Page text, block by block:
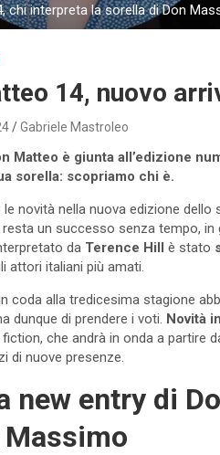
chi interpreta la sorella di Don
14, nuovo
Gabriele Mastroleo
Matteo è giunta all’edizione
sorella: scopriamo chi è.
novità nella nuova edizione
un successo senza tempo,
da Terence Hill è stato
attori italiani più amati.
coda alla tredicesima stagione
dunque di prendere i voti. Novità
che andrà in onda a partire
di nuove presenze.
new entry di
Massimo